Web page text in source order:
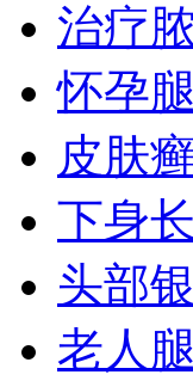
治疗
怀孕
皮肤
下身
头部
老人